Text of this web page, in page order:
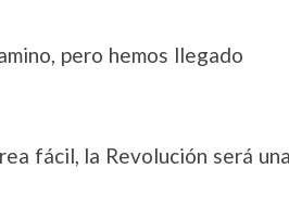
pero hemos llegado
fácil, la Revolución será una